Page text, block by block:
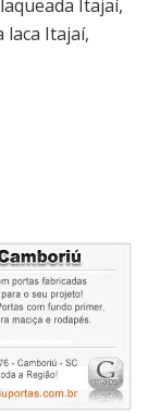
Itajaí,
Itajaí,